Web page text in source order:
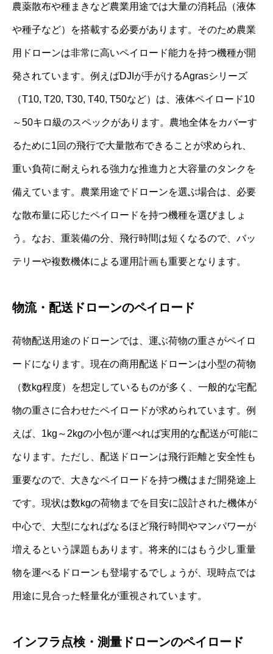
農薬散布や種まきなど農業用途では大量の消耗品（液体
や種子など）を搭載する必要があります。そのため農業
用ドローンは非常に高いペイロード能力を持つ機種が開
発されています。例えばDJIが手がけるAgrasシリーズ
（T10, T20, T30, T40, T50など）は、液体ペイロード10
～50キロ級のスペックがあります。農地全体をカバーす
るために1回の飛行で大量散布できることが求められ、
重い負荷に耐えられる強力な推進力と大容量のタンクを
備えています。農業用途でドローンを選ぶ場合は、必要
な散布量に応じたペイロードを持つ機種を選びましょ
う。なお、重装備の分、飛行時間は短くなるので、バッ
テリーや複数機体による運用計画も重要となります。
物流・配送ドローンのペイロード
荷物配送用途のドローンでは、運ぶ荷物の重さがペイロ
ードになります。現在の商用配送ドローンは小型の荷物
（数kg程度）を想定しているものが多く、一般的な宅配
物の重さに合わせたペイロードが求められています。例
えば、1kg～2kgの小包が運べれば実用的な配送が可能に
なります。ただし、配送ドローンは飛行距離と安全性も
重要なので、大きなペイロードを持つ機はまだ開発途上
です。現状は数kgの荷物までを目安に設計された機体が
中心で、大型になればなるほど飛行時間やマンパワーが
増えるという課題もあります。将来的にはもう少し重量
物を運べるドローンも登場するでしょうが、現時点では
用途に見合った軽量化が重視されています。
インフラ点検・測量ドローンのペイロード